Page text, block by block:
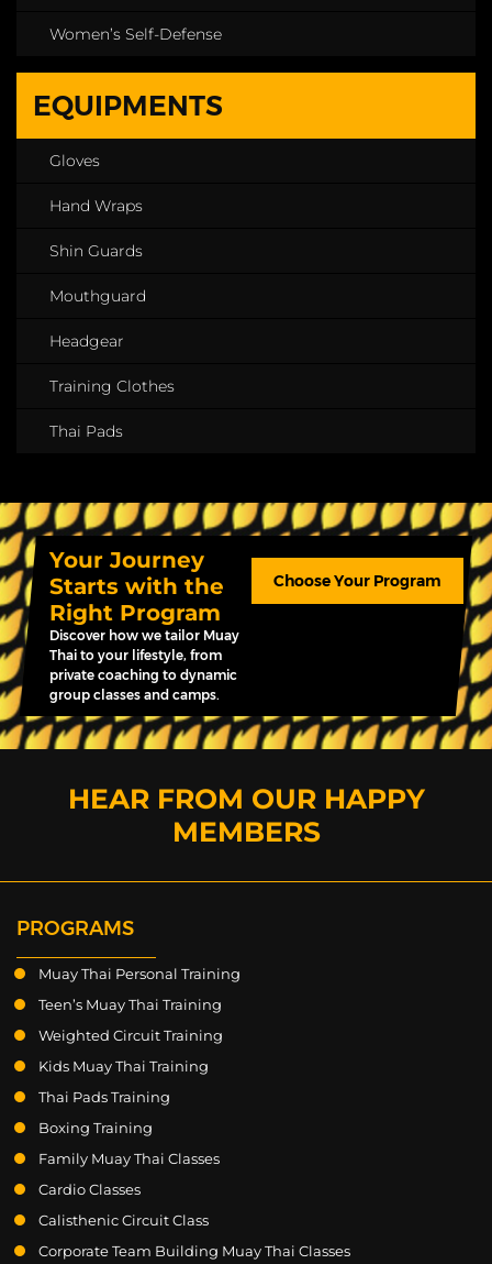
Women’s Self-Defense
EQUIPMENTS
Gloves
Hand Wraps
Shin Guards
Mouthguard
Headgear
Training Clothes
Thai Pads
Your Journey
Starts with the
Right Program
Discover how we tailor Muay
Thai to your lifestyle, from
private coaching to dynamic
group classes and camps.
Choose Your Program
HEAR FROM OUR HAPPY
MEMBERS
PROGRAMS
Muay Thai Personal Training
Teen’s Muay Thai Training
Weighted Circuit Training
Kids Muay Thai Training
Thai Pads Training
Boxing Training
Family Muay Thai Classes
Cardio Classes
Calisthenic Circuit Class
Corporate Team Building Muay Thai Classes